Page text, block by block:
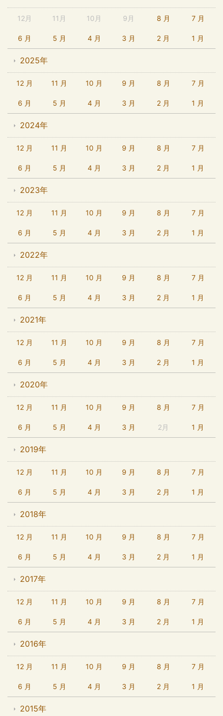
12月 11月 10月 9月 8 月 7 月
6 月 5 月 4 月 3 月 2 月 1 月
2025年
12 月 11 月 10 月 9 月 8 月 7 月
6 月 5 月 4 月 3 月 2 月 1 月
2024年
12 月 11 月 10 月 9 月 8 月 7 月
6 月 5 月 4 月 3 月 2 月 1 月
2023年
12 月 11 月 10 月 9 月 8 月 7 月
6 月 5 月 4 月 3 月 2 月 1 月
2022年
12 月 11 月 10 月 9 月 8 月 7 月
6 月 5 月 4 月 3 月 2 月 1 月
2021年
12 月 11 月 10 月 9 月 8 月 7 月
6 月 5 月 4 月 3 月 2 月 1 月
2020年
12 月 11 月 10 月 9 月 8 月 7 月
6 月 5 月 4 月 3 月 2月 1 月
2019年
12 月 11 月 10 月 9 月 8 月 7 月
6 月 5 月 4 月 3 月 2 月 1 月
2018年
12 月 11 月 10 月 9 月 8 月 7 月
6 月 5 月 4 月 3 月 2 月 1 月
2017年
12 月 11 月 10 月 9 月 8 月 7 月
6 月 5 月 4 月 3 月 2 月 1 月
2016年
12 月 11 月 10 月 9 月 8 月 7 月
6 月 5 月 4 月 3 月 2 月 1 月
2015年